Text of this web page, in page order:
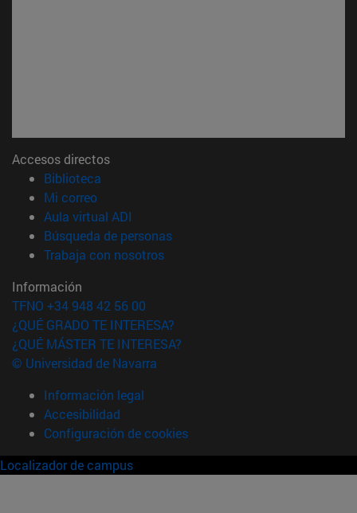
Accesos directos
Biblioteca
Mi correo(abre en nueva ventana)
Aula virtual ADI
Búsqueda de personas(abre en nueva ventana)
Trabaja con nosotros(abre en nueva ventana)
Información
TFNO +34 948 42 56 00
¿QUÉ GRADO TE INTERESA?
¿QUÉ MÁSTER TE INTERESA?
© Universidad de Navarra
Información legal
Accesibilidad
Configuración de cookies
Localizador de campus